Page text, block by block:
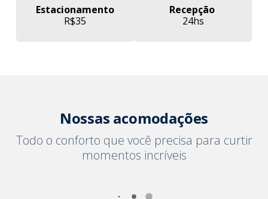
Estacionamento
R$35
Recepção
24hs
Nossas acomodações
Todo o conforto que você precisa para curtir
momentos incríveis